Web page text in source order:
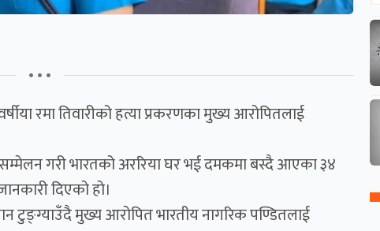
• • •
रमा तिवारीको हत्या प्रकरणका मुख्य आरोपितलाई
सम्मेलन गरी भारतको अररिया घर भई दमकमा बस्दै आएका ३४
दिएको हो।
टुङ्ग्याउँदै मुख्य आरोपित भारतीय नागरिक पण्डितलाई